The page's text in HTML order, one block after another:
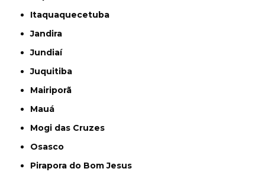
Itaquaquecetuba
Jandira
Jundiaí
Juquitiba
Mairiporã
Mauá
Mogi das Cruzes
Osasco
Pirapora do Bom Jesus